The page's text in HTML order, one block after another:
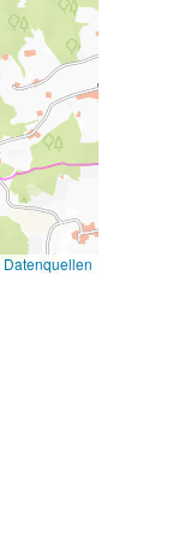
Datenquellen